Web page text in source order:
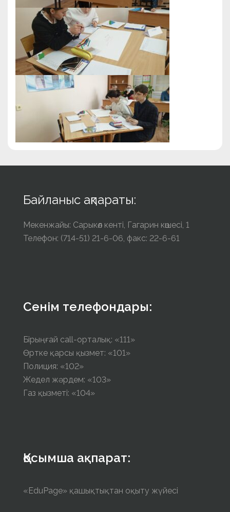
Байланыс ақпараты:
Мекенжайы: Сарыкөл кенті, Гагарин көшесі, 1
Телефон: (714-51) 21-6-06, факс: 22-6-61
Сенім телефондары:
Бірыңғай call-орталық: «111»
Өртке қарсы қызмет: «101»
Полиция: «102»
Жедел жәрдем: «103»
Газ қызметі: «104»
Қосымша ақпарат:
«EduPage» қашықтықтан оқыту жүйесі